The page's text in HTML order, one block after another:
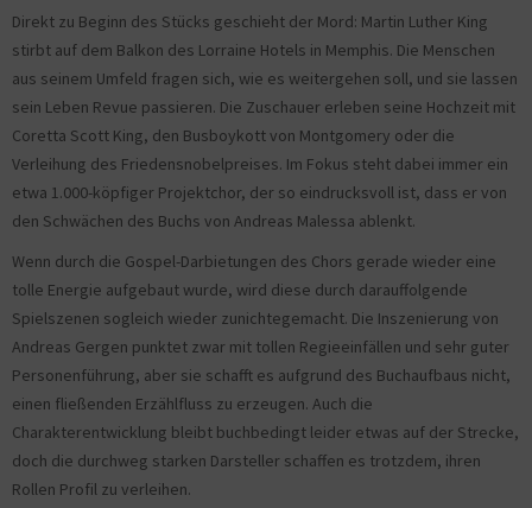
Direkt zu Beginn des Stücks geschieht der Mord: Martin Luther King
stirbt auf dem Balkon des Lorraine Hotels in Memphis. Die Menschen
aus seinem Umfeld fragen sich, wie es weitergehen soll, und sie lassen
sein Leben Revue passieren. Die Zuschauer erleben seine Hochzeit mit
Coretta Scott King, den Busboykott von Montgomery oder die
Verleihung des Friedensnobelpreises. Im Fokus steht dabei immer ein
etwa 1.000-köpfiger Projektchor, der so eindrucksvoll ist, dass er von
den Schwächen des Buchs von Andreas Malessa ablenkt.
Wenn durch die Gospel-Darbietungen des Chors gerade wieder eine
tolle Energie aufgebaut wurde, wird diese durch darauffolgende
Spielszenen sogleich wieder zunichtegemacht. Die Inszenierung von
Andreas Gergen punktet zwar mit tollen Regieeinfällen und sehr guter
Personenführung, aber sie schafft es aufgrund des Buchaufbaus nicht,
einen fließenden Erzählfluss zu erzeugen. Auch die
Charakterentwicklung bleibt buchbedingt leider etwas auf der Strecke,
doch die durchweg starken Darsteller schaffen es trotzdem, ihren
Rollen Profil zu verleihen.